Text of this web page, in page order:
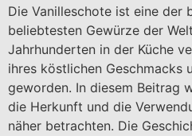
Die Vanilleschote ist eine der
beliebtesten Gewürze der
Jahrhunderten in der Küche
ihres köstlichen Geschmacks
geworden. In diesem Beitrag
die Herkunft und die
näher betrachten. Die